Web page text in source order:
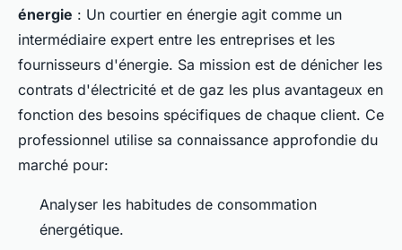
énergie : Un courtier en énergie agit comme un
intermédiaire expert entre les entreprises et les
fournisseurs d'énergie. Sa mission est de dénicher les
contrats d'électricité et de gaz les plus avantageux en
fonction des besoins spécifiques de chaque client. Ce
professionnel utilise sa connaissance approfondie du
marché pour:
Analyser les habitudes de consommation
énergétique.